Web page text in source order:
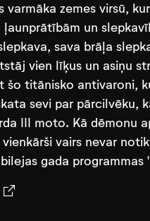
varmāka zemes virsū,
un
sava brāļa
vien līķus un asiņu
šo titānisko antivaroni,
sevi par pārcilvēku,
III moto. Kā dēmonu
vairs nevar
gada